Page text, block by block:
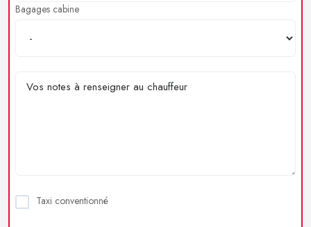
Bagages cabine
Taxi conventionné